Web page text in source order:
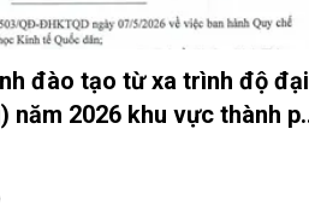
đào tạo từ xa trình độ đại
năm 2026 khu vực thành